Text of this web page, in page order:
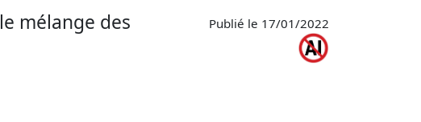
mélange des
Publié le 17/01/2022